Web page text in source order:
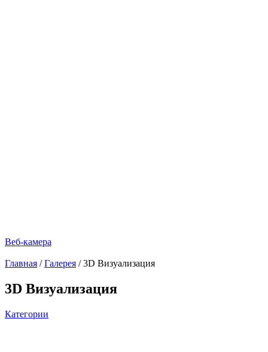
Веб-камера
Главная /Галерея /3D Визуализация
3D Визуализация
Категории